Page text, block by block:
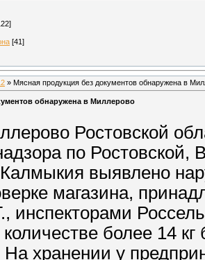
[41]
» Мясная продукция без документов обнаружена в
обнаружена в Миллерово
Ростовской
по Ростовской,
выявлено
магазина,
инспекторами
более 14
На хранении у